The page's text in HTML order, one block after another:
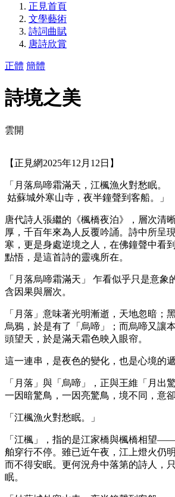
正見首頁
文學藝術
詩詞曲賦
唐詩欣賞
正體 簡體
詩境之美
雲開
【正見網2025年12月12日】
「月落烏啼霜滿天，江楓漁火對愁眠。
姑蘇城外寒山寺，夜半鐘聲到客船。」
唐代詩人張繼的《楓橋夜泊》，層次清
厚，千百年來為人反覆吟誦。詩中所呈
寒，更是身處逆境之人，在佛鐘聲中看
點悟，是這首詩的靈魂所在。
「月落烏啼霜滿天」 乍看似乎只是意象
含因果與層次。
「月落」意味著光明漸逝，天地忽暗；
烏鴉，於是有了「烏啼」；而烏啼又讓
頭望天，於是滿天霜色映入眼帘。
這一連串，是夜色的變化，也是心境的遞
「月落」與「烏啼」，正與王維「月
一因暗驚鳥，一因亮驚鳥，境不同，意卻
「江楓漁火對愁眠。」
「江楓」，指的是江家橋與楓橋相望
舶穿行不停。雖已近午夜，江上燈火仍
而不得安眠。更何況舟中落第的詩人，
眠。